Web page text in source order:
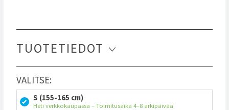
TUOTETIEDOT
VALITSE:
S (155-165 cm)
Heti verkkokaupassa – Toimitusaika 4–8 arkipäivää